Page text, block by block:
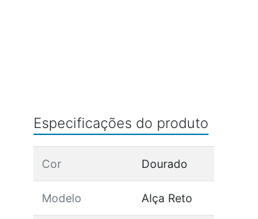
Especificações do produto
Cor Dourado
Modelo Alça Reto